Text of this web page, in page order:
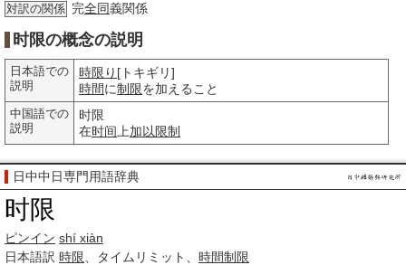
対訳の関係 完全同義関係
时限の概念の説明
日本語での
説明
時限り [トキギリ]
時間に制限を加えること
中国語での
説明
时限
在时间 上加以 限制
日中中日専門用語辞典
时限
ピンイン shí xiàn
日本語訳 時限 、タイムリミット、 時間制限